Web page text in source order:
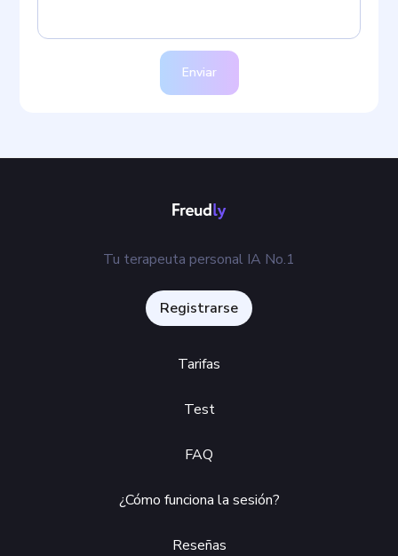
Enviar
Tu terapeuta personal IA No.1
Registrarse
Tarifas
Test
FAQ
¿Cómo funciona la sesión?
Reseñas